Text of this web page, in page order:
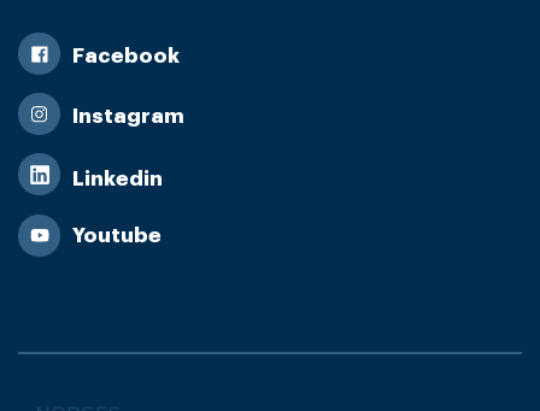
Facebook
Instagram
Linkedin
Youtube